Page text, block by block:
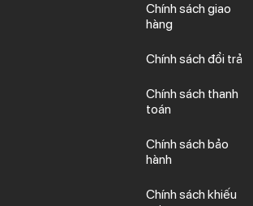
Chính sách giao
hàng
Chính sách đổi trả
Chính sách thanh
toán
Chính sách bảo
hành
Chính sách khiếu